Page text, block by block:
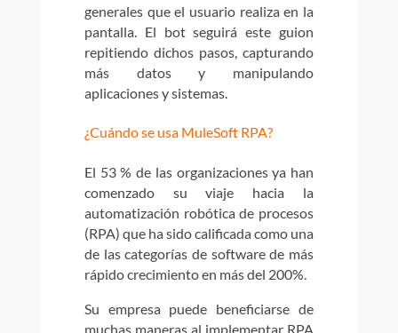
generales que el usuario realiza en la
pantalla. El bot seguirá este guion
repitiendo dichos pasos, capturando
más datos y manipulando
aplicaciones y sistemas.
¿Cuándo se usa MuleSoft RPA?
El 53 % de las organizaciones ya han
comenzado su viaje hacia la
automatización robótica de procesos
(RPA) que ha sido calificada como una
de las categorías de software de más
rápido crecimiento en más del 200%.
Su empresa puede beneficiarse de
muchas maneras al implementar RPA